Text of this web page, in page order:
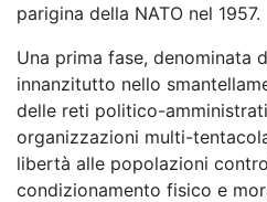
parigina della NATO nel 1957.
Una prima fase, denominata
innanzitutto nello
delle reti politico-
organizzazioni multi-
libertà alle popolazioni
condizionamento fisico e